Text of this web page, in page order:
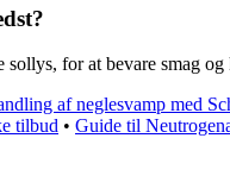
for at bevare smag og
af neglesvamp med
tilbud • Guide til